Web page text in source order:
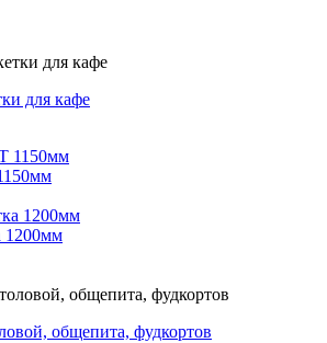
для кафе
1200мм
общепита, фудкортов